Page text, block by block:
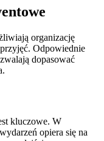
organizację
Odpowiednie
dopasować
kluczowe. W
opiera się na